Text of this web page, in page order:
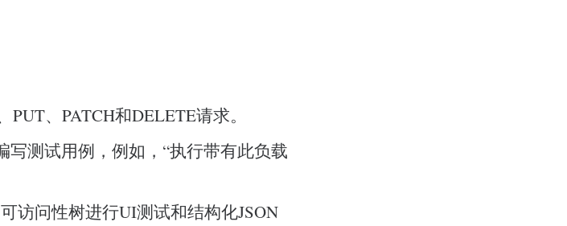
PUT、PATCH和DELETE请求。
写测试用例，例如，“执行带有此负载
访问性树进行UI测试和结构化JSON